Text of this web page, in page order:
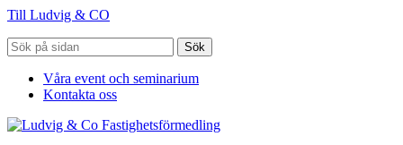
Till Ludvig & CO
Sök
Våra event och seminarium
Kontakta oss